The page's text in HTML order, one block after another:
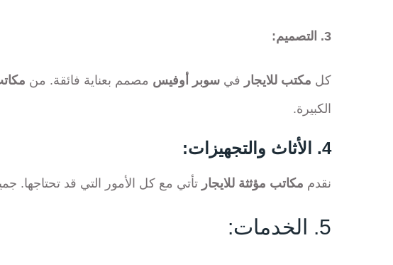
3. التصميم:
كل مكتب للايجار في سوبر أوفيس مصمم بعناية فائقة. من
الكبيرة.
4. الأثاث والتجهيزات:
نقدم مكاتب مؤثثة للايجار تأتي مع كل الأمور التي قد تحتاجها.
5. الخدمات: